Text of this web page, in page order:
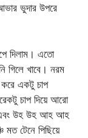
ভুদার উপরে
দিলাম। এতো
গিলে খাবে। নরম
একটু চাপ
চাপ দিয়ে আরো
এবং উহ উহ আহ আহ
টেনে পিছিয়ে